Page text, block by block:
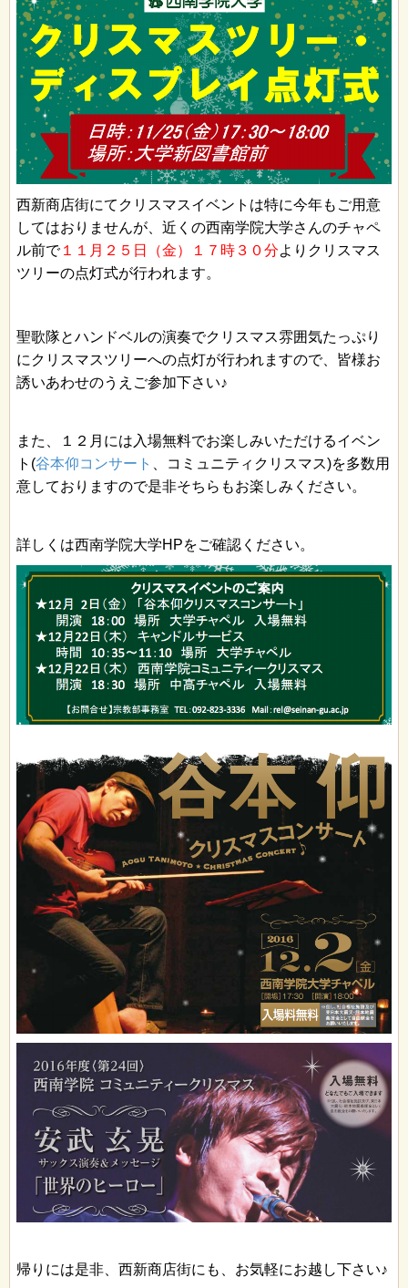
西新商店街にてクリスマスイベントは特に今年もご用意
してはおりませんが、近くの西南学院大学さんのチャペ
ル前で１１月２５日（金）１７時３０分よりクリスマス
ツリーの点灯式が行われます。
聖歌隊とハンドベルの演奏でクリスマス雰囲気たっぷり
にクリスマスツリーへの点灯が行われますので、皆様お
誘いあわせのうえご参加下さい♪
また、１２月には入場無料でお楽しみいただけるイベン
ト(谷本仰コンサート
、コミュニティクリスマス)を多数用
意しておりますので是非そちらもお楽しみください。
詳しくは西南学院大学HPをご確認ください。
帰りには是非、西新商店街にも、お気軽にお越し下さい♪